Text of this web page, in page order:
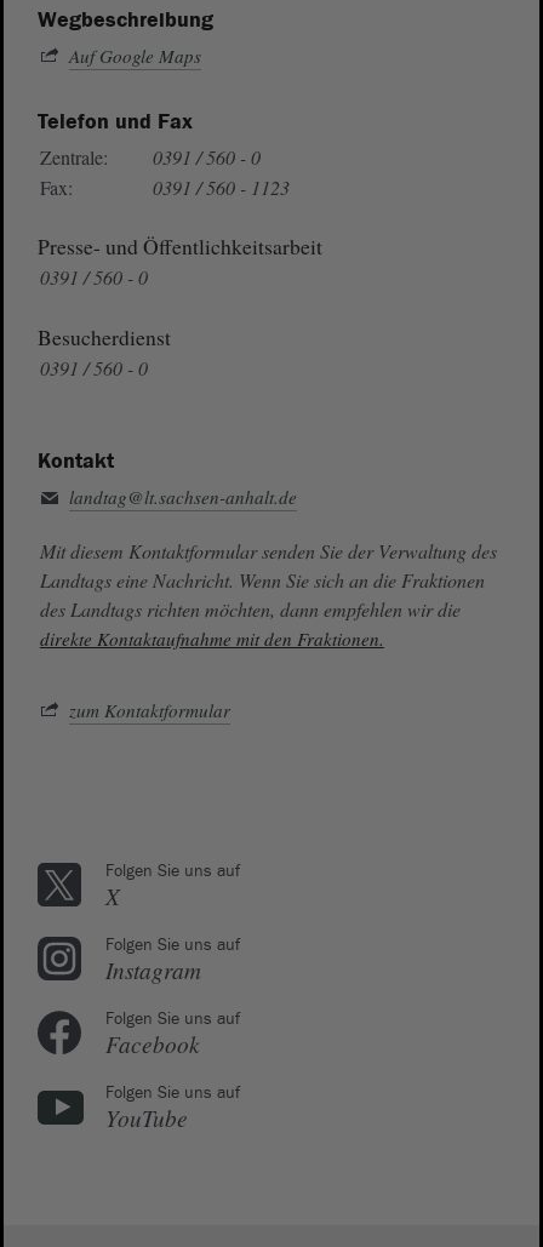
Wegbeschreibung
Auf Google Maps
Telefon und Fax
Zentrale:
0391 / 560 - 0
Fax:
0391 / 560 - 1123
Presse- und Öffentlichkeitsarbeit
0391 / 560 - 0
Besucherdienst
0391 / 560 - 0
Kontakt
landtag@lt.sachsen-anhalt.de
Mit diesem Kontaktformular senden Sie der Verwaltung des
Landtags eine Nachricht. Wenn Sie sich an die Fraktionen
des Landtags richten möchten, dann empfehlen wir die
direkte Kontaktaufnahme mit den Fraktionen.
zum Kontaktformular
Folgen Sie uns auf
X
Folgen Sie uns auf
Instagram
Folgen Sie uns auf
Facebook
Folgen Sie uns auf
YouTube